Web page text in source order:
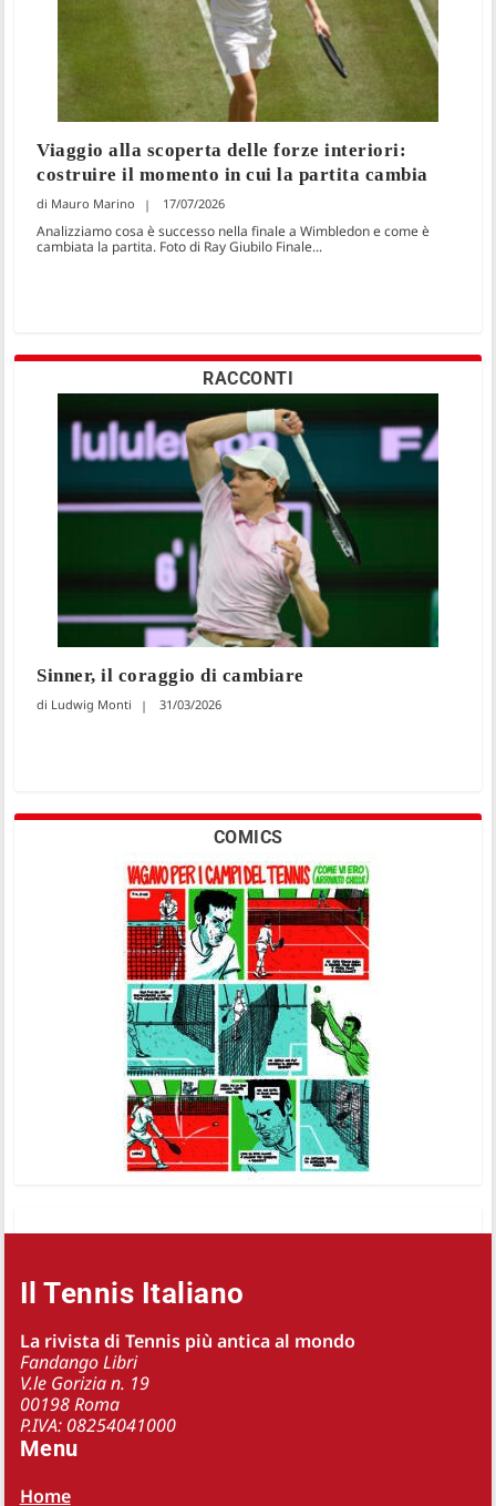
Viaggio alla scoperta delle forze interiori:
costruire il momento in cui la partita cambia
Mauro Marino 17/07/2026
Analizziamo cosa è successo nella finale a Wimbledon e come è
cambiata la partita. Foto di Ray Giubilo Finale...
RACCONTI
Sinner, il coraggio di cambiare
Ludwig Monti 31/03/2026
COMICS
Il Tennis Italiano
La rivista di Tennis più antica al mondo
Fandango Libri
V.le Gorizia n. 19
00198 Roma
P.IVA: 08254041000
Menu
Home